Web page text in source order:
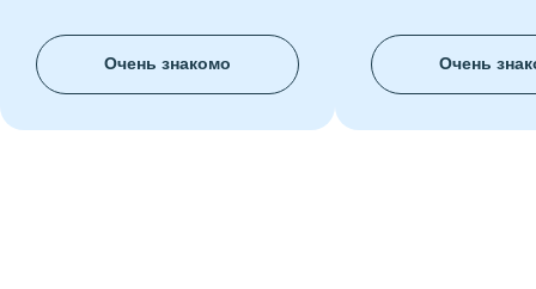
Очень знакомо Очень